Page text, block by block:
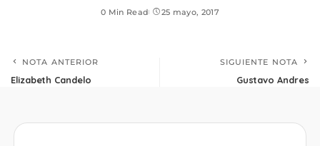
0 Min Read 25 mayo, 2017
NOTA ANTERIOR
Elizabeth Candelo
SIGUIENTE NOTA
Gustavo Andres